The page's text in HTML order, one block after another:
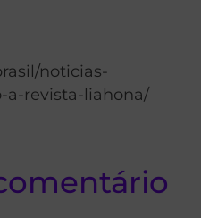
noticias-
a-revista-liahona/